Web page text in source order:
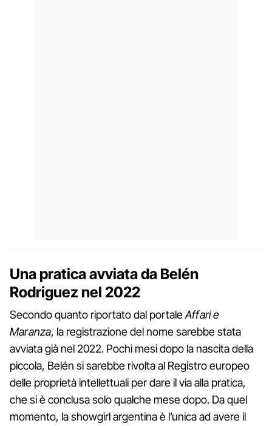
Una pratica avviata da Belén
Rodriguez nel 2022
Secondo quanto riportato dal portaleAffari e
Maranza, la registrazione del nome sarebbe stata
avviata già nel 2022. Pochi mesi dopo la nascita della
piccola, Belén si sarebbe rivolta al Registro europeo
delle proprietà intellettuali per dare il via alla pratica,
che si è conclusa solo qualche mese dopo. Da quel
momento, la showgirl argentina è l’unica ad avere il